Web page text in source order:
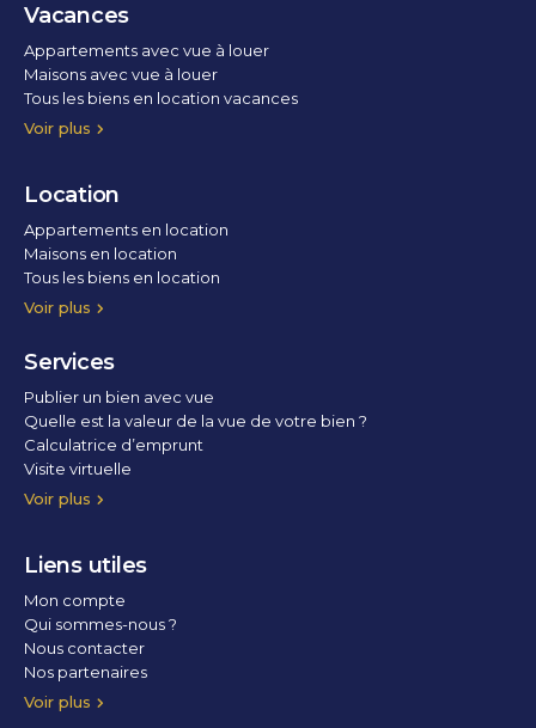
Vacances
Voir plus
Appartements avec vue à louer
Maisons avec vue à louer
Tous les biens en location vacances
Location
Voir plus
Appartements en location
Maisons en location
Tous les biens en location
Services
Voir plus
Publier un bien avec vue
Quelle est la valeur de la vue de votre bien ?
Calculatrice d’emprunt
Visite virtuelle
Home staging
Liens utiles
Voir plus
Mon compte
Qui sommes-nous ?
Nous contacter
Nos partenaires
Conditions Générales d’Utilisation
Politique de confidentialité
Politique des cookies